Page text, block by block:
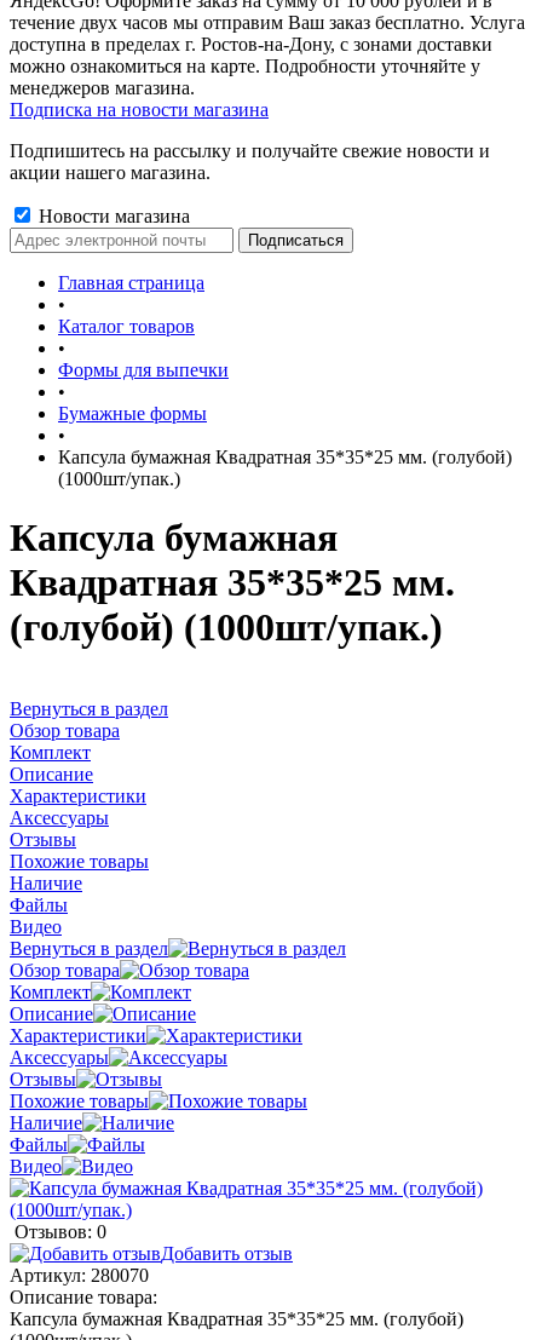
течение двух часов мы отправим Ваш заказ бесплатно. Услуга
доступна в пределах г. Ростов-на-Дону, с зонами доставки
можно ознакомиться на карте. Подробности уточняйте у
менеджеров магазина.
Подписка на новости магазина
Подпишитесь на рассылку и получайте свежие новости и
акции нашего магазина.
Новости магазина
Главная страница
•
Каталог товаров
•
Формы для выпечки
•
Бумажные формы
•
Капсула бумажная Квадратная 35*35*25 мм. (голубой)
(1000шт/упак.)
Капсула бумажная
Квадратная 35*35*25 мм.
(голубой) (1000шт/упак.)
Вернуться в раздел
Обзор товара
Комплект
Описание
Характеристики
Аксессуары
Отзывы
Похожие товары
Наличие
Файлы
Видео
Вернуться в раздел
Обзор товара
Комплект
Описание
Характеристики
Аксессуары
Отзывы
Похожие товары
Наличие
Файлы
Видео
Отзывов: 0
Добавить отзыв
Артикул: 280070
Описание товара:
Капсула бумажная Квадратная 35*35*25 мм. (голубой)